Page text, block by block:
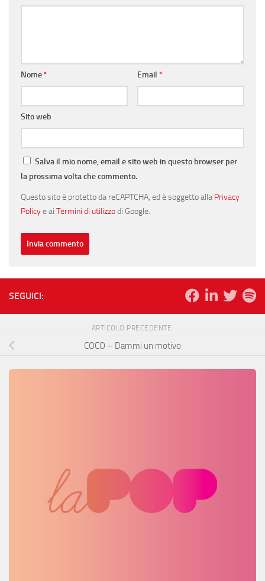
Nome* Email *
Sito web
Salva il mio nome, email e sito web in questo browser per
la prossima volta che commento.
Questo sito è protetto da reCAPTCHA, ed è soggetto alla Privacy
Policye ai Termini di utilizzodi Google.
SEGUICI:
ARTICOLO PRECEDENTE
COCO – Dammi un motivo